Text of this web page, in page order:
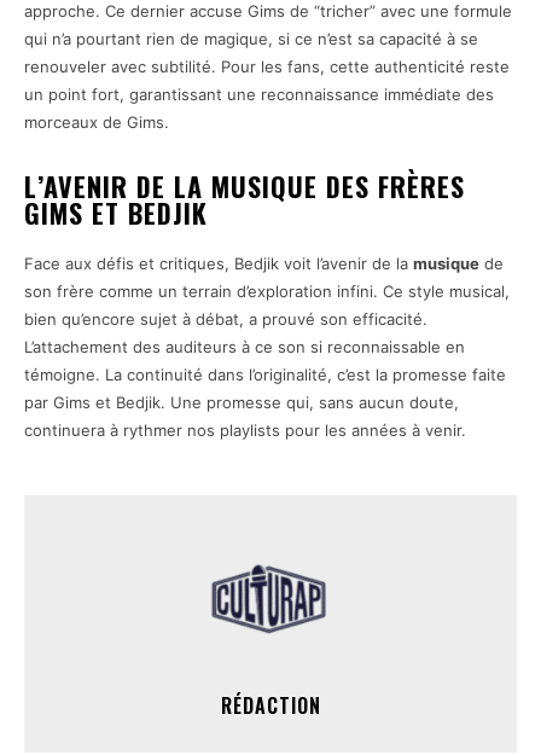
approche. Ce dernier accuse Gims de “tricher” avec une formule
qui n’a pourtant rien de magique, si ce n’est sa capacité à se
renouveler avec subtilité. Pour les fans, cette authenticité reste
un point fort, garantissant une reconnaissance immédiate des
morceaux de Gims.
L’AVENIR DE LA MUSIQUE DES FRÈRES
GIMS ET BEDJIK
Face aux défis et critiques, Bedjik voit l’avenir de la musique de
son frère comme un terrain d’exploration infini. Ce style musical,
bien qu’encore sujet à débat, a prouvé son efficacité.
L’attachement des auditeurs à ce son si reconnaissable en
témoigne. La continuité dans l’originalité, c’est la promesse faite
par Gims et Bedjik. Une promesse qui, sans aucun doute,
continuera à rythmer nos playlists pour les années à venir.
RÉDACTION